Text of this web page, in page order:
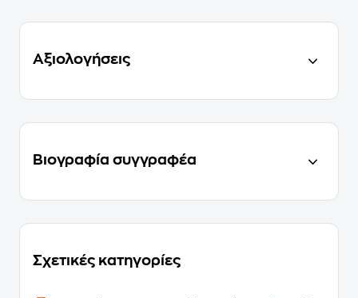
Αξιολογήσεις
Βιογραφία συγγραφέα
Σχετικές κατηγορίες